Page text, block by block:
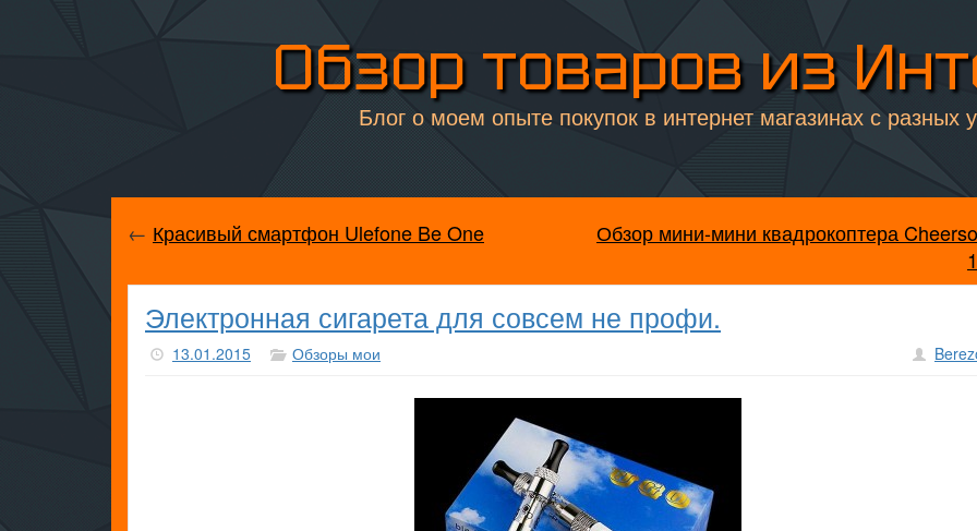
Обзор товаров из
Блог о моем опыте покупок в интернет магазинах с разных
← Красивый смартфон Ulefone Be One
Обзор мини-мини квадрокоптера
Электронная сигарета для совсем не профи.
13.01.2015 Обзоры мои